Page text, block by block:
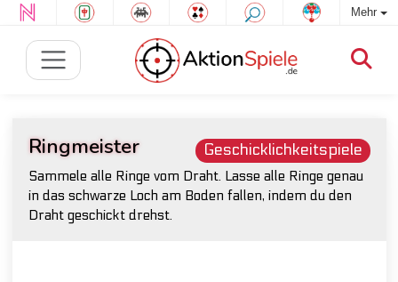
Mehr
Geschicklichkeitspiele
Ringmeister
Sammele alle Ringe vom Draht. Lasse alle Ringe genau
in das schwarze Loch am Boden fallen, indem du den
Draht geschickt drehst.